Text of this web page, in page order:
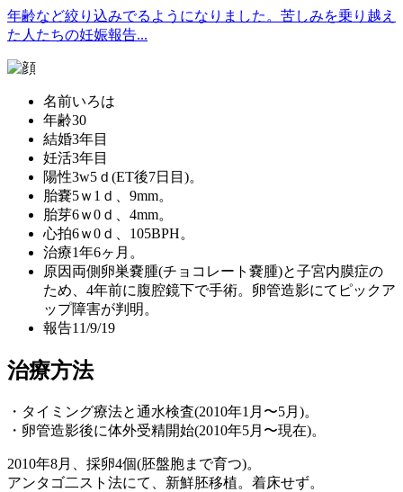
年齢など絞り込みでるようになりました。苦しみを乗り越え
た人たちの妊娠報告...
名前いろは
年齢30
結婚3年目
妊活3年目
陽性3w5ｄ(ET後7日目)。
胎嚢5ｗ1ｄ、9mm。
胎芽6ｗ0ｄ、4mm。
心拍6ｗ0ｄ、105BPH。
治療1年6ヶ月。
原因 両側卵巣嚢腫(チョコレート嚢腫)と子宮内膜症の
ため、4年前に腹腔鏡下で手術。卵管造影にてピックア
ップ障害が判明。
報告11/9/19
治療方法
・タイミング療法と通水検査(2010年1月〜5月)。
・卵管造影後に体外受精開始(2010年5月〜現在)。
2010年8月、採卵4個(胚盤胞まで育つ)。
アンタゴ二スト法にて、新鮮胚移植。着床せず。